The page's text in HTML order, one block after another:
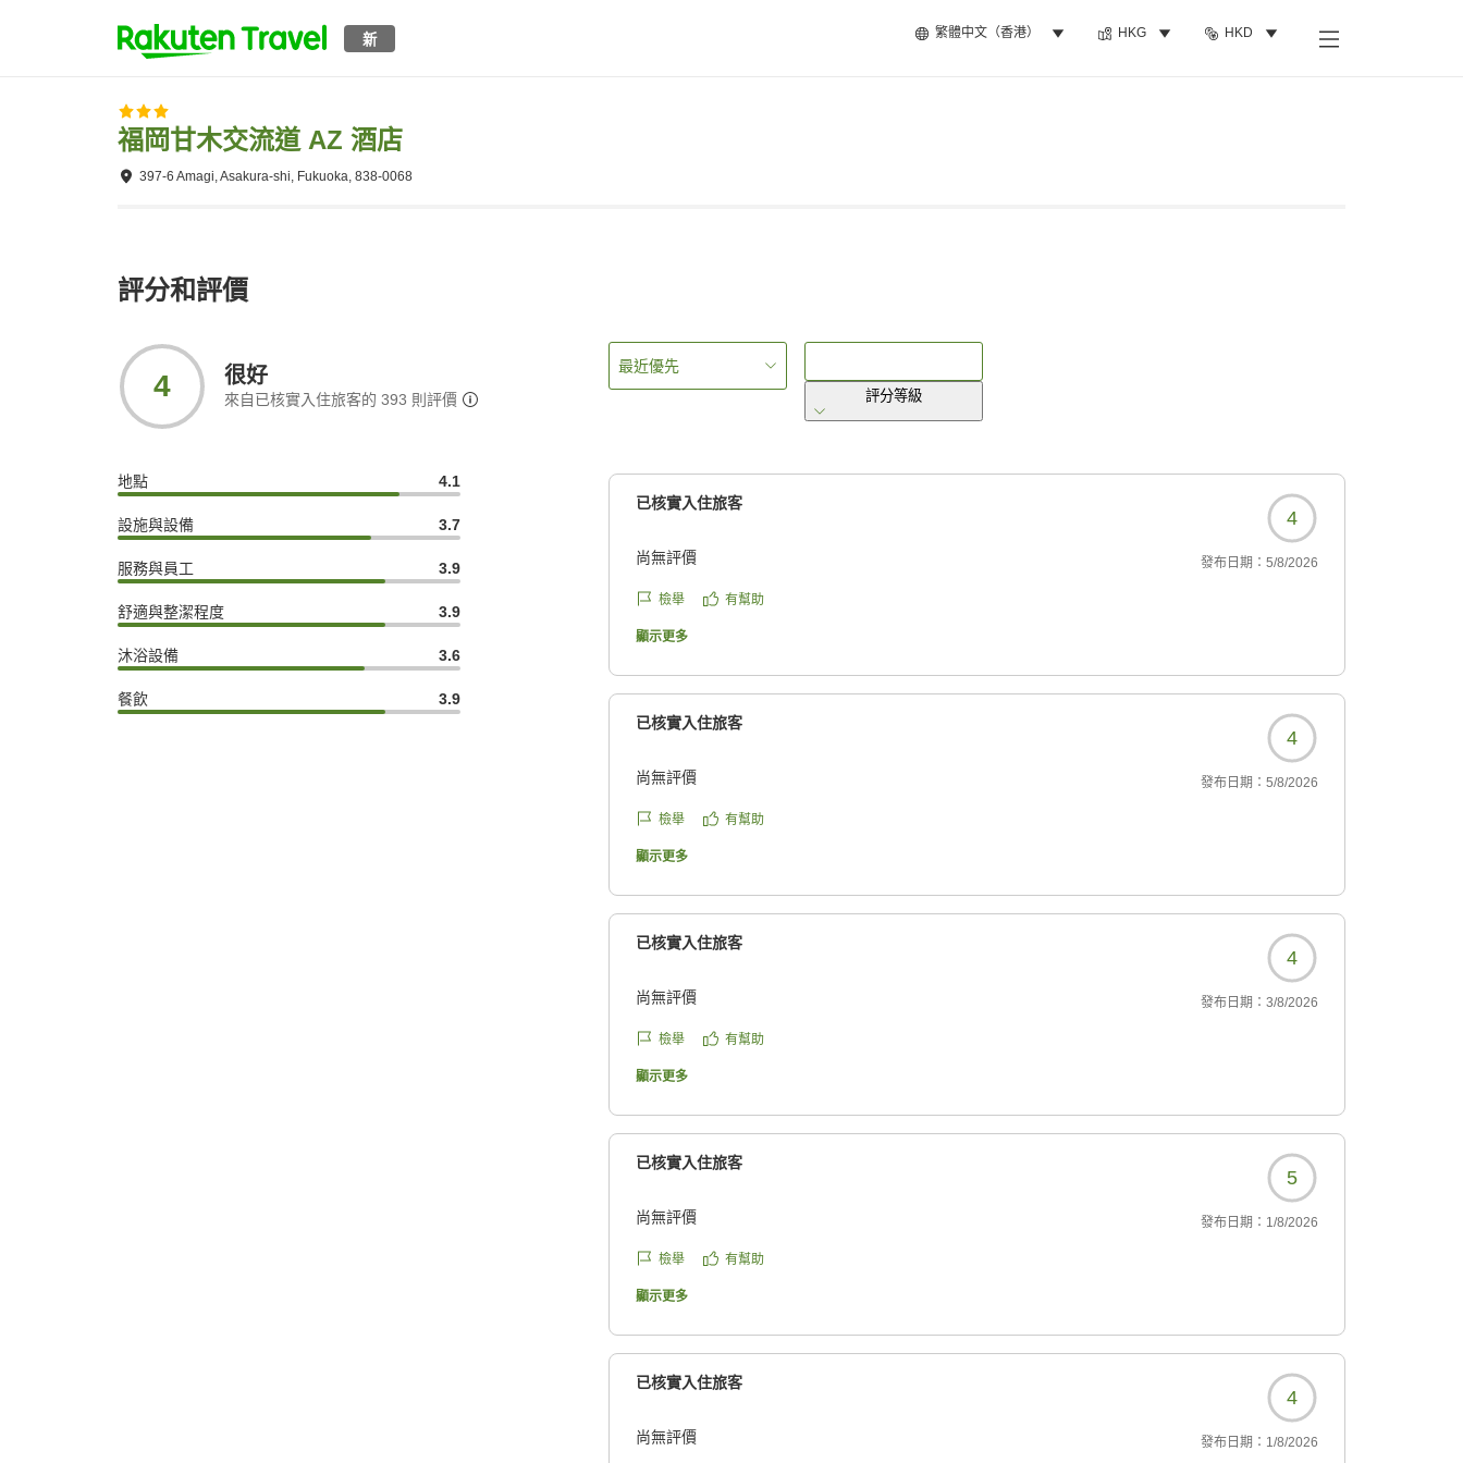
新 繁體中文（香港） HKG HKD
福岡甘木交流道 AZ 酒店
397-6 Amagi, Asakura-shi, Fukuoka, 838-0068
評分和評價
4 很好
來自已核實入住旅客的 393 則評價
地點 4.1
設施與設備 3.7
服務與員工 3.9
舒適與整潔程度 3.9
沐浴設備 3.6
餐飲 3.9
最近優先
評分等級
已核實入住旅客
4
尚無評價 發布日期： 5/8/2026
檢舉 有幫助
顯示更多
已核實入住旅客
4
尚無評價 發布日期： 5/8/2026
檢舉 有幫助
顯示更多
已核實入住旅客
4
尚無評價 發布日期： 3/8/2026
檢舉 有幫助
顯示更多
已核實入住旅客
5
尚無評價 發布日期： 1/8/2026
檢舉 有幫助
顯示更多
已核實入住旅客
4
尚無評價 發布日期： 1/8/2026